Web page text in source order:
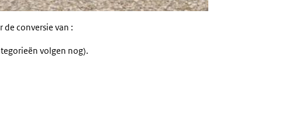
de conversie van :
volgen nog).